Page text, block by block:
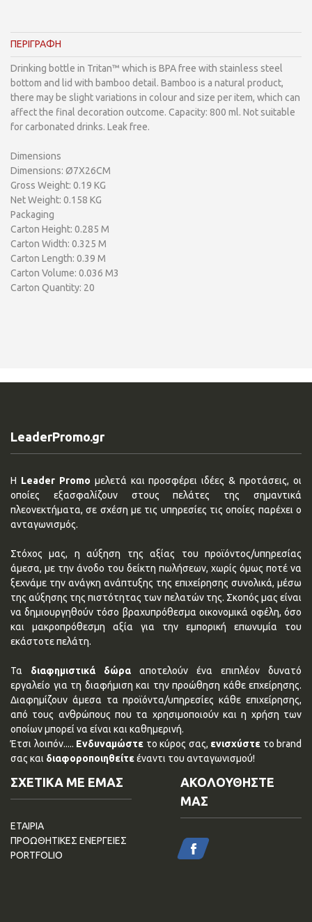
ΠΕΡΙΓΡΑΦΗ
Drinking bottle in Tritan™ which is BPA free with stainless steel
bottom and lid with bamboo detail. Bamboo is a natural product,
there may be slight variations in colour and size per item, which can
affect the final decoration outcome. Capacity: 800 ml. Not suitable
for carbonated drinks. Leak free.
Dimensions
Dimensions: Ø7X26CM
Gross Weight: 0.19 KG
Net Weight: 0.158 KG
Packaging
Carton Height: 0.285 M
Carton Width: 0.325 M
Carton Length: 0.39 M
Carton Volume: 0.036 M3
Carton Quantity: 20
LeaderPromo.gr
Η Leader Promo μελετά και προσφέρει ιδέες & προτάσεις, οι
οποίες εξασφαλίζουν στους πελάτες της σημαντικά
πλεονεκτήματα, σε σχέση με τις υπηρεσίες τις οποίες παρέχει ο
ανταγωνισμός.
Στόχος μας, η αύξηση της αξίας του προϊόντος/υπηρεσίας
άμεσα, με την άνοδο του δείκτη πωλήσεων, χωρίς όμως ποτέ να
ξεχνάμε την ανάγκη ανάπτυξης της επιχείρησης συνολικά, μέσω
της αύξησης της πιστότητας των πελατών της. Σκοπός μας είναι
να δημιουργηθούν τόσο βραχυπρόθεσμα οικονομικά οφέλη, όσο
και μακροπρόθεσμη αξία για την εμπορική επωνυμία του
εκάστοτε πελάτη.
Τα διαφημιστικά δώρα αποτελούν ένα επιπλέον δυνατό
εργαλείο για τη διαφήμιση και την προώθηση κάθε επχείρησης.
Διαφημίζουν άμεσα τα προϊόντα/υπηρεσίες κάθε επιχείρησης,
από τους ανθρώπους που τα χρησιμοποιούν και η χρήση των
οποίων μπορεί να είναι και καθημερινή.
Έτσι λοιπόν..... Ενδυναμώστε το κύρος σας, ενισχύστε το brand
σας και διαφοροποιηθείτεέναντι του ανταγωνισμού!
ΣΧΕΤΙΚΑ ΜΕ ΕΜΑΣ
ΕΤΑΙΡΙΑ
ΠΡΟΩΘΗΤΙΚΕΣ ΕΝΕΡΓΕΙΕΣ
PORTFOLIO
ΑΚΟΛΟΥΘΗΣΤΕ
ΜΑΣ